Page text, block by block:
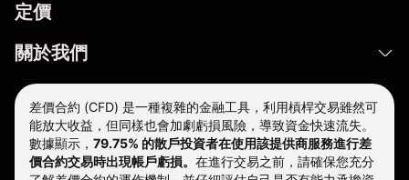
定價
關於我們
差價合約 (CFD) 是一種複雜的金融工具，利用槓桿交易雖然可
能放大收益，但同樣也會加劇虧損風險，導致資金快速流失。
數據顯示， 79.75% 的散戶投資者在使用該提供商服務進行差
價合約交易時出現帳戶虧損。 在進行交易之前，請確保您充分